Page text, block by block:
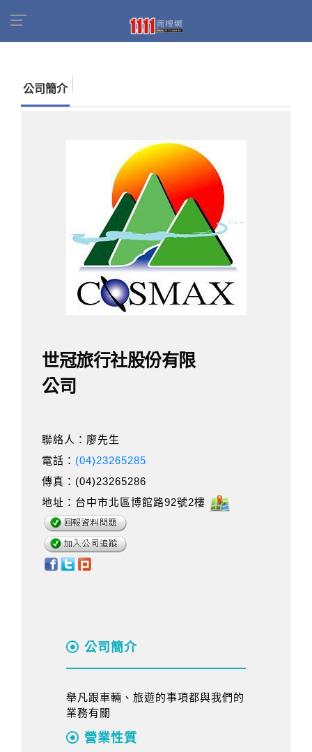
司
公司簡介
世冠旅行社股份有限
公司
聯絡人：廖先生
電話： (04)23265285
傳真：(04)23265286
地址：台中市北區博館路92號2樓
公司簡介
舉凡跟車輛、旅遊的事項都與我們的
業務有關
營業性質